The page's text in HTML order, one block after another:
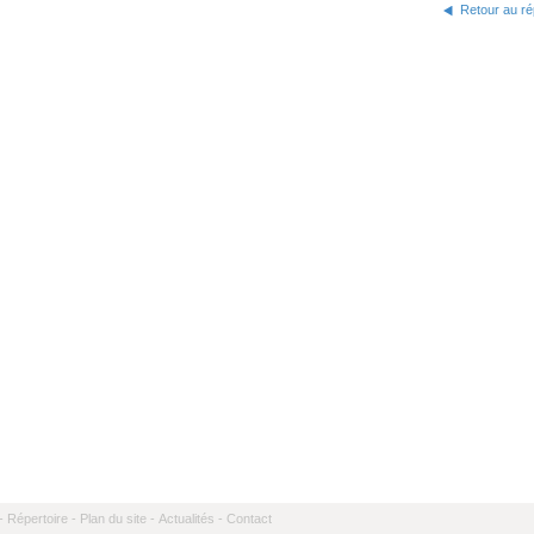
Retour au
Répertoire - Plan du site - Actualités - Contact